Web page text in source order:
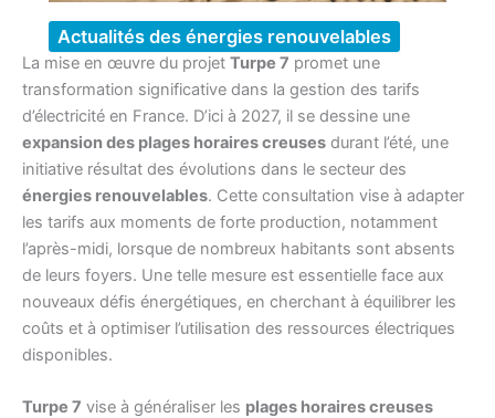
Actualités des énergies renouvelables
La mise en œuvre du projet Turpe 7 promet une
transformation significative dans la gestion des tarifs
d’électricité en France. D’ici à 2027, il se dessine une
expansion des plages horaires creuses durant l’été, une
initiative résultat des évolutions dans le secteur des
énergies renouvelables. Cette consultation vise à adapter
les tarifs aux moments de forte production, notamment
l’après-midi, lorsque de nombreux habitants sont absents
de leurs foyers. Une telle mesure est essentielle face aux
nouveaux défis énergétiques, en cherchant à équilibrer les
coûts et à optimiser l’utilisation des ressources électriques
disponibles.
Turpe 7 vise à généraliser les plages horaires creuses